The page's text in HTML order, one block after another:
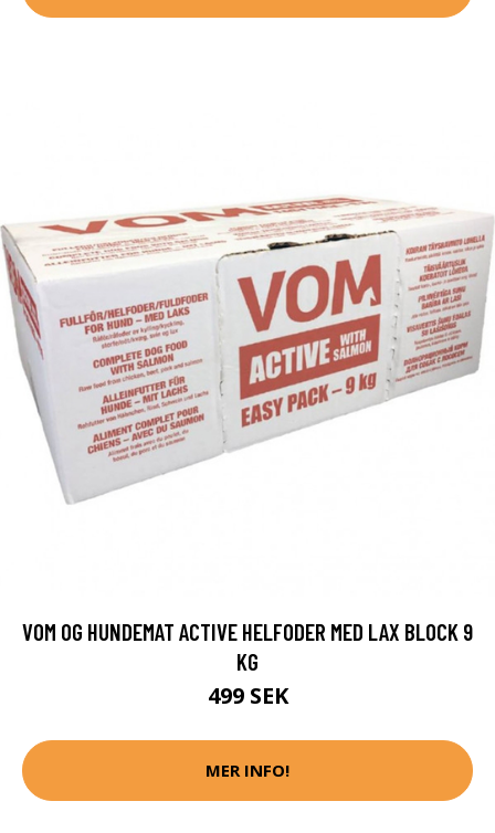
VOM OG HUNDEMAT ACTIVE HELFODER MED LAX BLOCK 9
KG
499 SEK
MER INFO!